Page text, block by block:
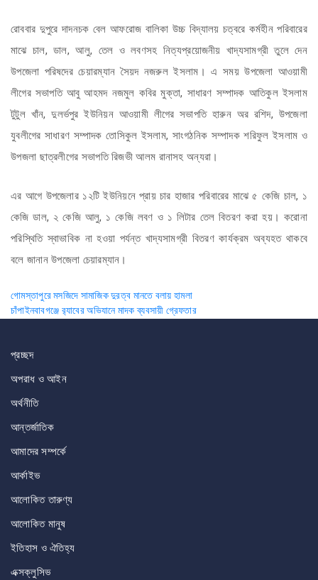
রোববার দুপুরে দাদনচক বেল আফরোজ বালিকা উচ্চ বিদ্যালয় চত্বরে কর্মহীন পরিবারের
মাঝে চাল, ডাল, আলু, তেল ও লবণসহ নিত্যপ্রয়োজনীয় খাদ্যসামগ্রী তুলে দেন
উপজেলা পরিষদের চেয়ারম্যান সৈয়দ নজরুল ইসলাম। এ সময় উপজেলা আওয়ামী
লীগের সভাপতি আবু আহমদ নজমুল কবির মুক্তা, সাধারণ সম্পাদক আতিকুল ইসলাম
টুটুল খাঁন, দুলর্ভপুর ইউনিয়ন আওয়ামী লীগের সভাপতি হারুন অর রশিদ, উপজেলা
যুবলীগের সাধারণ সম্পাদক তোসিকুল ইসলাম, সাংগঠনিক সম্পাদক শরিফুল ইসলাম ও
উপজলা ছাত্রলীগের সভাপতি রিজভী আলম রানাসহ অন্যরা।
এর আগে উপজেলার ১২টি ইউনিয়নে প্রায় চার হাজার পরিবারের মাঝে ৫ কেজি চাল, ১
কেজি ডাল, ২ কেজি আলু, ১ কেজি লবণ ও ১ লিটার তেল বিতরণ করা হয়। করোনা
পরিস্থিতি স্বাভাবিক না হওয়া পর্যন্ত খাদ্যসামগ্রী বিতরণ কার্যক্রম অব্যহত থাকবে
বলে জানান উপজেলা চেয়ারম্যান।
Post
navigation
গোমস্তাপুরে মসজিদে সামাজিক দুরত্ব মানতে বলায় হামলা
চাঁপাইনবাবগঞ্জে র‌্যাবের অভিযানে মাদক ব্যবসায়ী গ্রেফতার
প্রচ্ছদ
অপরাধ ও আইন
অর্থনীতি
আন্তর্জাতিক
আমাদের সম্পর্কে
আর্কাইভ
আলোকিত তারুণ্য
আলোকিত মানুষ
ইতিহাস ও ঐতিহ্য
এক্সক্লুসিভ